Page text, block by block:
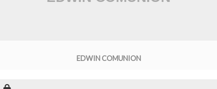
EDWIN COMUNION